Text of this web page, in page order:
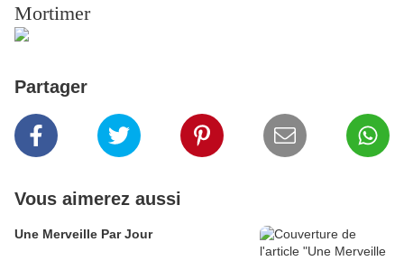
Mortimer
Partager
Vous aimerez aussi
Une Merveille Par Jour